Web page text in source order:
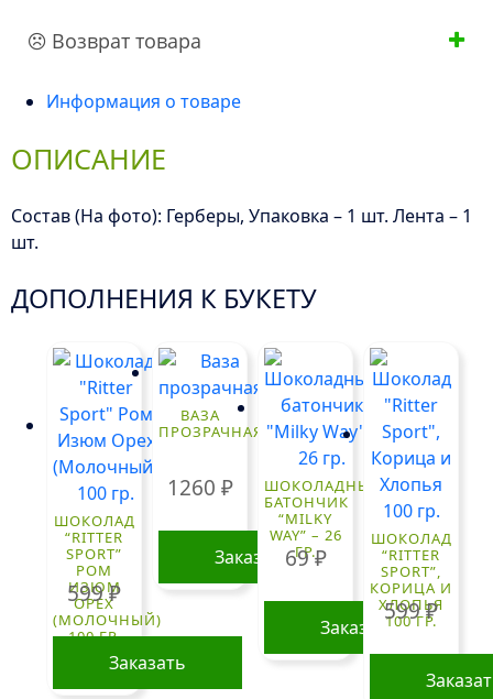
Возврат товара
Информация о товаре
ОПИСАНИЕ
Состав (На фото): Герберы, Упаковка – 1 шт. Лента – 1
шт.
ДОПОЛНЕНИЯ К БУКЕТУ
ШОКОЛАД
“RITTER
SPORT”
РОМ
ИЗЮМ
ОРЕХ
(МОЛОЧНЫЙ)
100 ГР.
599₽
Заказать
ВАЗА
ПРОЗРАЧНАЯ
1260 ₽
Заказать
ШОКОЛАДНЫЙ
БАТОНЧИК
“MILKY
WAY” – 26
ГР.
69₽
Заказать
ШОКОЛАД
“RITTER
SPORT”,
КОРИЦА И
ХЛОПЬЯ
100 ГР.
599₽